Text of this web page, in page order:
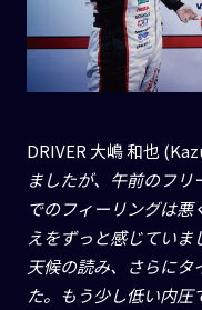
DRIVER 大嶋 和也
ましたが、午前のフ
でのフィーリングは
えをずっと感じてい
天候の読み、さらにタ
た。もう少し低い内圧